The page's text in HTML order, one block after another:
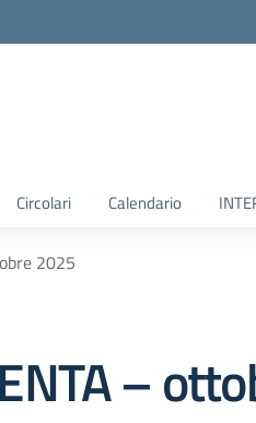
Circolari Calendario
2025
–